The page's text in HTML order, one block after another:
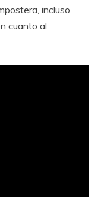
incluso
cuanto al